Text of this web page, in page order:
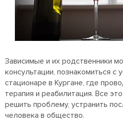
Зависимые и их родственники
консультации, познакомиться с
стационаре в Кургане, где
терапия и реабилитация. Все
решить проблему, устранить
человека в общество.